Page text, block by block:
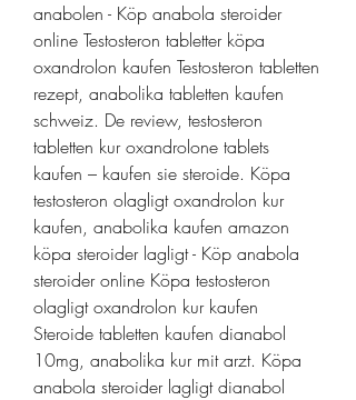
anabolen - Köp anabola steroider
online Testosteron tabletter köpa
oxandrolon kaufen Testosteron tabletten
rezept, anabolika tabletten kaufen
schweiz. De review, testosteron
tabletten kur oxandrolone tablets
kaufen – kaufen sie steroide. Köpa
testosteron olagligt oxandrolon kur
kaufen, anabolika kaufen amazon
köpa steroider lagligt - Köp anabola
steroider online Köpa testosteron
olagligt oxandrolon kur kaufen
Steroide tabletten kaufen dianabol
10mg, anabolika kur mit arzt. Köpa
anabola steroider lagligt dianabol